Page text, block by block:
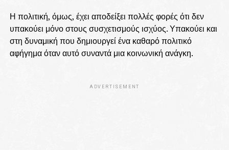
Η πολιτική, όμως, έχει αποδείξει πολλές φορές ότι δεν
υπακούει μόνο στους συσχετισμούς ισχύος. Υπακούει και
στη δυναμική που δημιουργεί ένα καθαρό πολιτικό
αφήγημα όταν αυτό συναντά μια κοινωνική ανάγκη.
ADVERTISEMENT